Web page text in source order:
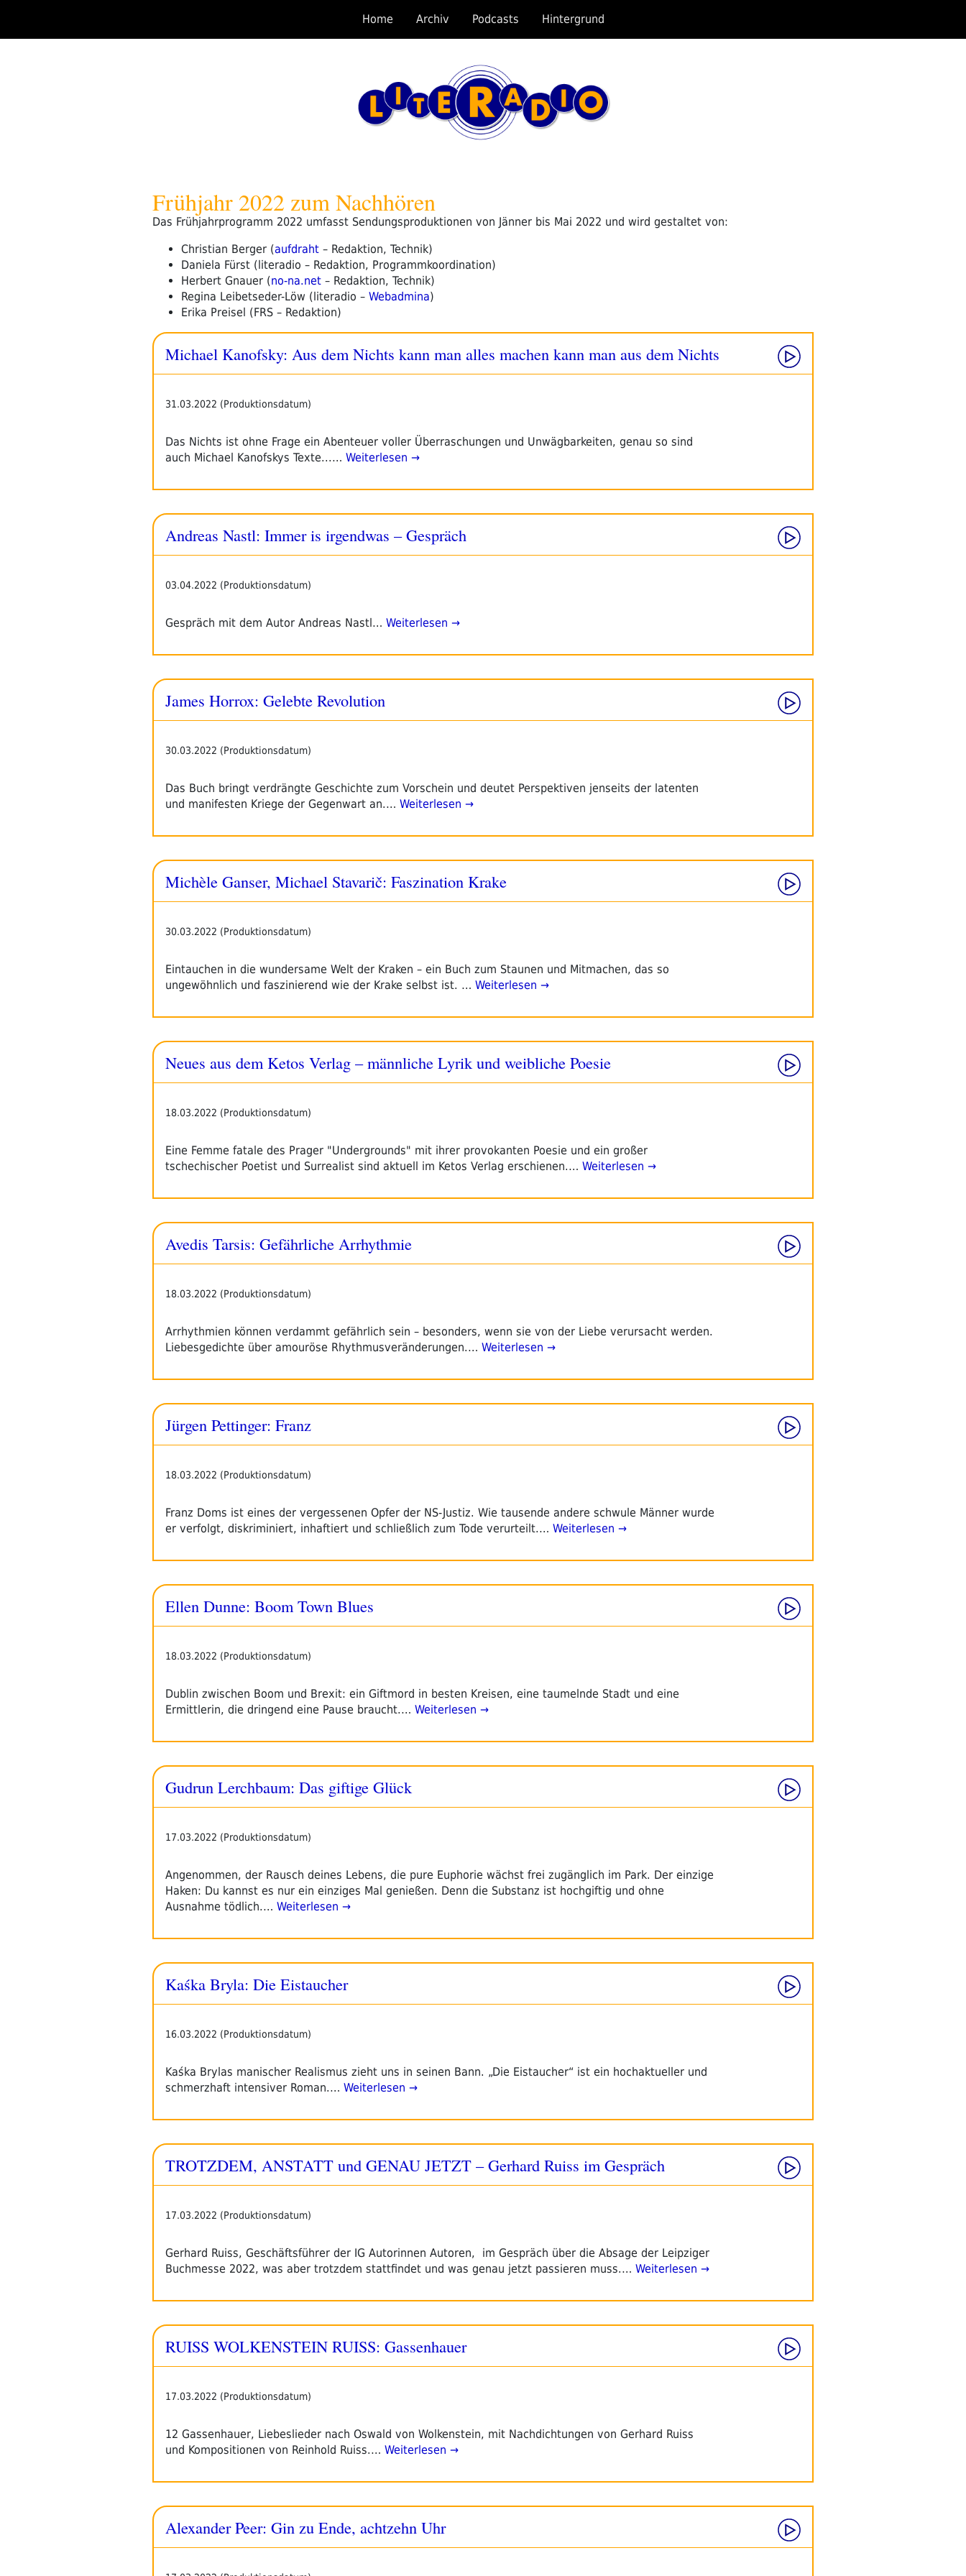
springen
Home Archiv Podcasts Hintergrund
Frühjahr 2022 zum Nachhören
Das Frühjahrprogramm 2022 umfasst Sendungsproduktionen von Jänner bis Mai 2022 und wird gestaltet von:
Christian Berger (aufdraht – Redaktion, Technik)
Daniela Fürst (literadio – Redaktion, Programmkoordination)
Herbert Gnauer (no-na.net – Redaktion, Technik)
Regina Leibetseder-Löw (literadio – Webadmina)
Erika Preisel (FRS – Redaktion)
Michael Kanofsky: Aus dem Nichts kann man alles machen kann man aus dem Nichts
31.03.2022 (Produktionsdatum)
Das Nichts ist ohne Frage ein Abenteuer voller Überraschungen und Unwägbarkeiten, genau so sind
auch Michael Kanofskys Texte...… Weiterlesen →
Andreas Nastl: Immer is irgendwas – Gespräch
03.04.2022 (Produktionsdatum)
Gespräch mit dem Autor Andreas Nastl… Weiterlesen →
James Horrox: Gelebte Revolution
30.03.2022 (Produktionsdatum)
Das Buch bringt verdrängte Geschichte zum Vorschein und deutet Perspektiven jenseits der latenten
und manifesten Kriege der Gegenwart an.… Weiterlesen →
Michèle Ganser, Michael Stavarič: Faszination Krake
30.03.2022 (Produktionsdatum)
Eintauchen in die wundersame Welt der Kraken – ein Buch zum Staunen und Mitmachen, das so
ungewöhnlich und faszinierend wie der Krake selbst ist. … Weiterlesen →
Neues aus dem Ketos Verlag – männliche Lyrik und weibliche Poesie
18.03.2022 (Produktionsdatum)
Eine Femme fatale des Prager "Undergrounds" mit ihrer provokanten Poesie und ein großer
tschechischer Poetist und Surrealist sind aktuell im Ketos Verlag erschienen.… Weiterlesen →
Avedis Tarsis: Gefährliche Arrhythmie
18.03.2022 (Produktionsdatum)
Arrhythmien können verdammt gefährlich sein – besonders, wenn sie von der Liebe verursacht werden.
Liebesgedichte über amouröse Rhythmusveränderungen.… Weiterlesen →
Jürgen Pettinger: Franz
18.03.2022 (Produktionsdatum)
Franz Doms ist eines der vergessenen Opfer der NS-Justiz. Wie tausende andere schwule Männer wurde
er verfolgt, diskriminiert, inhaftiert und schließlich zum Tode verurteilt.… Weiterlesen →
Ellen Dunne: Boom Town Blues
18.03.2022 (Produktionsdatum)
Dublin zwischen Boom und Brexit: ein Giftmord in besten Kreisen, eine taumelnde Stadt und eine
Ermittlerin, die dringend eine Pause braucht.… Weiterlesen →
Gudrun Lerchbaum: Das giftige Glück
17.03.2022 (Produktionsdatum)
Angenommen, der Rausch deines Lebens, die pure Euphorie wächst frei zugänglich im Park. Der einzige
Haken: Du kannst es nur ein einziges Mal genießen. Denn die Substanz ist hochgiftig und ohne
Ausnahme tödlich.… Weiterlesen →
Kaśka Bryla: Die Eistaucher
16.03.2022 (Produktionsdatum)
Kaśka Brylas manischer Realismus zieht uns in seinen Bann. „Die Eistaucher“ ist ein hochaktueller und
schmerzhaft intensiver Roman.… Weiterlesen →
TROTZDEM, ANSTATT und GENAU JETZT – Gerhard Ruiss im Gespräch
17.03.2022 (Produktionsdatum)
Gerhard Ruiss, Geschäftsführer der IG Autorinnen Autoren, im Gespräch über die Absage der Leipziger
Buchmesse 2022, was aber trotzdem stattfindet und was genau jetzt passieren muss.… Weiterlesen →
RUISS WOLKENSTEIN RUISS: Gassenhauer
17.03.2022 (Produktionsdatum)
12 Gassenhauer, Liebeslieder nach Oswald von Wolkenstein, mit Nachdichtungen von Gerhard Ruiss
und Kompositionen von Reinhold Ruiss.… Weiterlesen →
Alexander Peer: Gin zu Ende, achtzehn Uhr